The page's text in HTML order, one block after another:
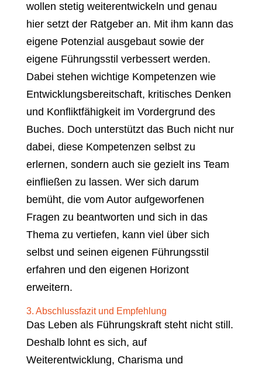
wollen stetig weiterentwickeln und genau
hier setzt der Ratgeber an. Mit ihm kann das
eigene Potenzial ausgebaut sowie der
eigene Führungsstil verbessert werden.
Dabei stehen wichtige Kompetenzen wie
Entwicklungsbereitschaft, kritisches Denken
und Konfliktfähigkeit im Vordergrund des
Buches. Doch unterstützt das Buch nicht nur
dabei, diese Kompetenzen selbst zu
erlernen, sondern auch sie gezielt ins Team
einfließen zu lassen. Wer sich darum
bemüht, die vom Autor aufgeworfenen
Fragen zu beantworten und sich in das
Thema zu vertiefen, kann viel über sich
selbst und seinen eigenen Führungsstil
erfahren und den eigenen Horizont
erweitern.
3. Abschlussfazit und Empfehlung
Das Leben als Führungskraft steht nicht still.
Deshalb lohnt es sich, auf
Weiterentwicklung, Charisma und